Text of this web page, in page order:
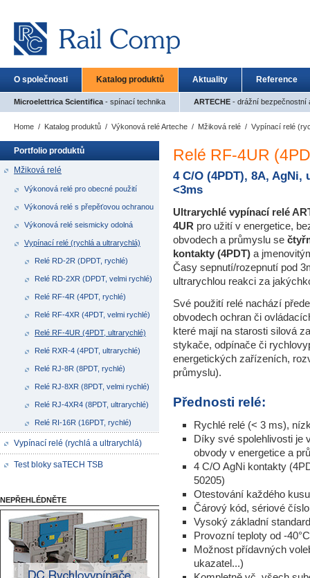
O společnosti Katalog produktů Aktuality Reference
Microelettrica Scientifica - spínací technika ARTECHE - drážní bezpečnostní
Home / Katalog produktů / Výkonová relé Arteche / Mžiková relé / Vypínací relé
Portfolio produktů
Mžiková relé
Výkonová relé pro obecné použití
Výkonová relé s přepěťovou ochranou
Výkonová relé seismicky odolná
Vypínací relé (rychlá a ultrarychlá)
Relé RD-2R (DPDT, rychlé)
Relé RD-2XR (DPDT, velmi rychlé)
Relé RF-4R (4PDT, rychlé)
Relé RF-4XR (4PDT, velmi rychlé)
Relé RF-4UR (4PDT, ultrarychlé)
Relé RXR-4 (4PDT, ultrarychlé)
Relé RJ-8R (8PDT, rychlé)
Relé RJ-8XR (8PDT, velmi rychlé)
Relé RJ-4XR4 (8PDT, ultrarychlé)
Relé RI-16R (16PDT, rychlé)
Vypínací relé (rychlá a ultrarychlá)
Test bloky saTECH TSB
NEPŘEHLÉDNĚTE
Relé RF-4UR
4 C/O (4PDT), 8A, AgNi,
<3ms
Ultrarychlé vypínací relé
4UR pro užití v energetice,
obvodech a průmyslu se
kontakty (4PDT) a
Časy sepnutí/rozepnutí pod
ultrarychlou reakci za
Své použití relé nachází
obvodech ochran či
které mají na starosti silová
stykače, odpínače či
energetických zařízeních,
průmyslu).
Přednosti relé:
Rychlé relé (< 3 ms),
Díky své spolehlivosti je
obvody v energetice a
4 C/O AgNi kontakty
50205)
Otestování každého
Čárový kód, sériové
Vysoký základní
Provozní teploty od -
Možnost přídavných
ukazatel...)